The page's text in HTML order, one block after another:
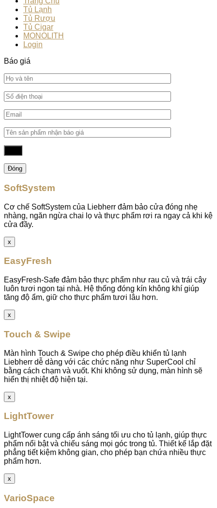
Tủ Lạnh
Tủ Rượu
Tủ Cigar
MONOLITH
Login
Báo giá
Đóng
SoftSystem
Cơ chế SoftSystem của Liebherr đảm bảo cửa đóng nhẹ
nhàng, ngăn ngừa chai lọ và thực phẩm rơi ra ngay cả khi kệ
cửa đầy.
x
EasyFresh
EasyFresh-Safe đảm bảo thực phẩm như rau củ và trái cây
luôn tươi ngon tại nhà. Hệ thống đóng kín không khí giúp
tăng độ ẩm, giữ cho thực phẩm tươi lâu hơn.
x
Touch & Swipe
Màn hình Touch & Swipe cho phép điều khiển tủ lạnh
Liebherr dễ dàng với các chức năng như SuperCool chỉ
bằng cách chạm và vuốt. Khi không sử dụng, màn hình sẽ
hiển thị nhiệt độ hiện tại.
x
LightTower
LightTower cung cấp ánh sáng tối ưu cho tủ lạnh, giúp thực
phẩm nổi bật và chiếu sáng mọi góc trong tủ. Thiết kế lắp đặt
phẳng tiết kiệm không gian, cho phép bạn chứa nhiều thực
phẩm hơn.
x
VarioSpace